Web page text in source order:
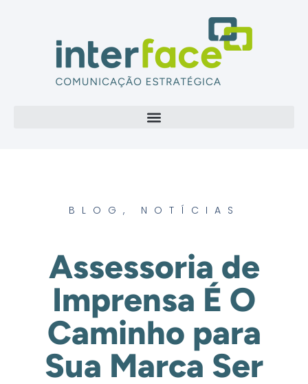
BLOG , NOTÍCIAS
Assessoria de
Imprensa É O
Caminho para
Sua Marca Ser